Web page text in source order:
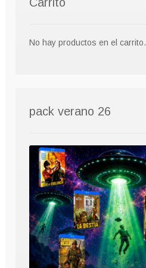
No hay productos en el carrito.
pack verano 26